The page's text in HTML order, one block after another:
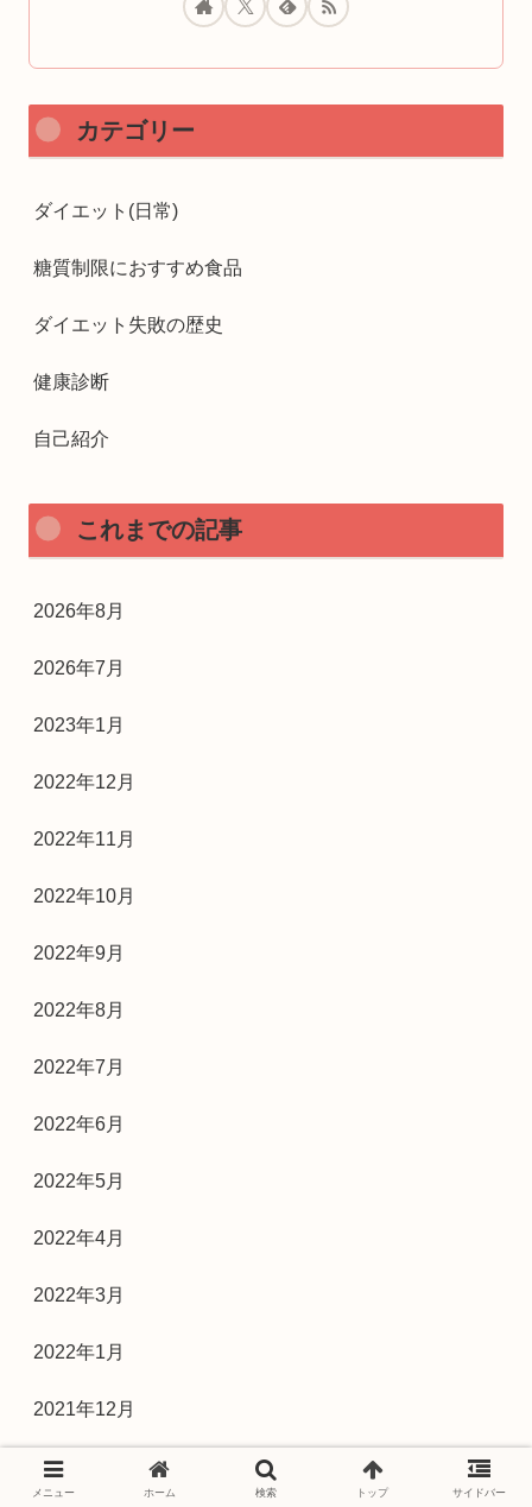
カテゴリー
ダイエット(日常)
糖質制限におすすめ食品
ダイエット失敗の歴史
健康診断
自己紹介
これまでの記事
2026年8月
2026年7月
2023年1月
2022年12月
2022年11月
2022年10月
2022年9月
2022年8月
2022年7月
2022年6月
2022年5月
2022年4月
2022年3月
2022年1月
2021年12月
2021年11月
メニュー ホーム 検索 トップ サイドバー